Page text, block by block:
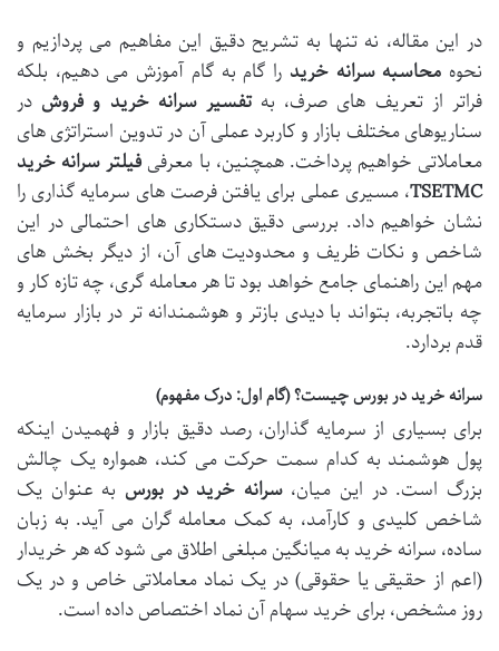
در این مقاله، نه تنها به تشریح دقیق این مفاهیم می پردازیم و
نحوه محاسبه سرانه خرید را گام به گام آموزش می دهیم، بلکه
فراتر از تعریف های صرف، بهتفسیر سرانه خرید و فروش در
سناریوهای مختلف بازار و کاربرد عملی آن در تدوین استراتژی های
معاملاتی خواهیم پرداخت. همچنین، با معرفی فیلتر سرانه خرید
TSETMC، مسیری عملی برای یافتن فرصت های سرمایه گذاری را
نشان خواهیم داد. بررسی دقیق دستکاری های احتمالی در این
شاخص و نکات ظریف و محدودیت های آن، از دیگر بخش های
مهم این راهنمای جامع خواهد بود تا هر معامله گری، چه تازه کار و
چه باتجربه، بتواند با دیدی بازتر و هوشمندانه تر در بازار سرمایه
قدم بردارد.
سرانه خرید در بورس چیست؟ (گام اول: درک مفهوم)
برای بسیاری از سرمایه گذاران، رصد دقیق بازار و فهمیدن اینکه
پول هوشمند به کدام سمت حرکت می کند، همواره یک چالش
بزرگ است. در این میان،سرانه خرید در بورس به عنوان یک
شاخص کلیدی و کارآمد، به کمک معامله گران می آید. به زبان
ساده، سرانه خرید به میانگین مبلغی اطلاق می شود که هر خریدار
(اعم از حقیقی یا حقوقی) در یک نماد معاملاتی خاص و در یک
روز مشخص، برای خرید سهام آن نماد اختصاص داده است.